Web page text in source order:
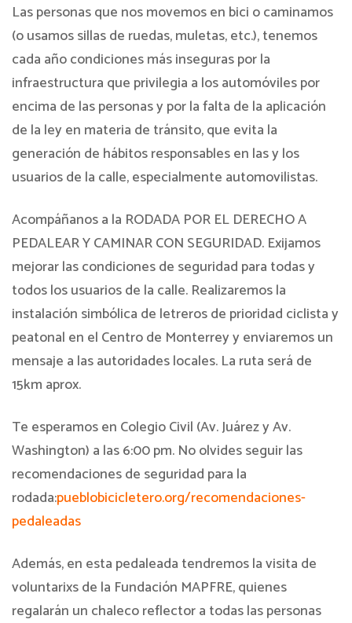
Las personas que nos movemos en bici o caminamos
(o usamos sillas de ruedas, muletas, etc.), tenemos
cada año condiciones más inseguras por la
infraestructura que privilegia a los automóviles por
encima de las personas y por la falta de la aplicación
de la ley en materia de tránsito, que evita la
generación de hábitos responsables en las y los
usuarios de la calle, especialmente automovilistas.
Acompáñanos a la RODADA POR EL DERECHO A
PEDALEAR Y CAMINAR CON SEGURIDAD. Exijamos
mejorar las condiciones de seguridad para todas y
todos los usuarios de la calle. Realizaremos la
instalación simbólica de letreros de prioridad ciclista y
peatonal en el Centro de Monterrey y enviaremos un
mensaje a las autoridades locales. La ruta será de
15km aprox.
Te esperamos en Colegio Civil (Av. Juárez y Av.
Washington) a las 6:00 pm. No olvides seguir las
recomendaciones de seguridad para la
rodada:pueblobicicletero.org/recomendaciones-
pedaleadas
Además, en esta pedaleada tendremos la visita de
voluntarixs de la Fundación MAPFRE, quienes
regalarán un chaleco reflector a todas las personas